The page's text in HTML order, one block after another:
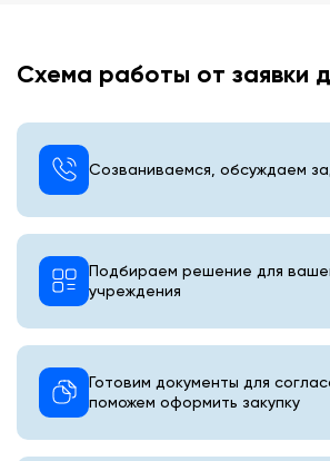
Схема работы от заявки
Созваниваемся, обсуждаем
Подбираем решение для
учреждения
Готовим документы для
поможем оформить закупку